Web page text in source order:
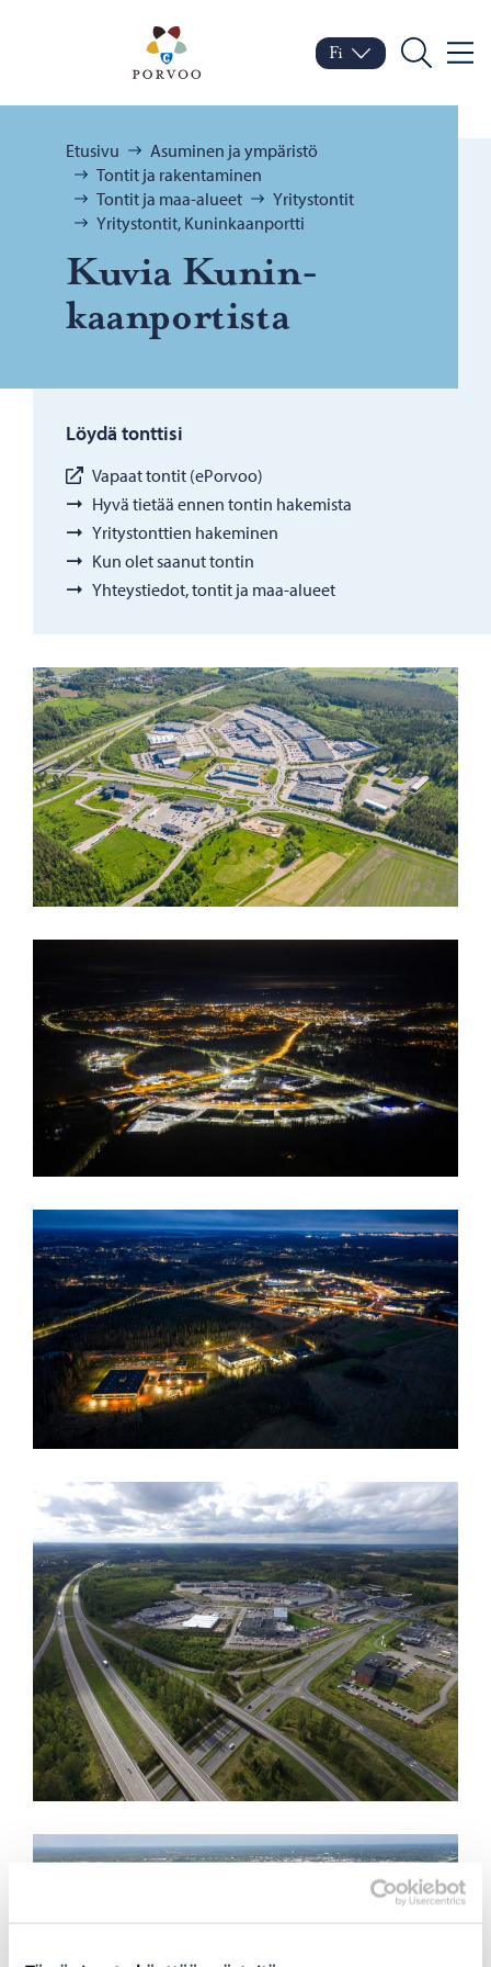
Porvoo – Siirry
Vaihda kieltä
Nykyinen kieli: Suomi
Fi
Hae
Selaa:
Etusivu
Asuminen ja ympäristö
Tontit ja rakentaminen
Tontit ja maa-alueet
Yritystontit
Yritystontit, Kuninkaanportti
Kuvia Ku­nin­
kaan­por­tis­ta
Löydä tonttisi
Vapaat tontit (ePorvoo)
Hyvä tietää ennen tontin hakemista
Yritystonttien hakeminen
Kun olet saanut tontin
Yhteystiedot, tontit ja maa-alueet